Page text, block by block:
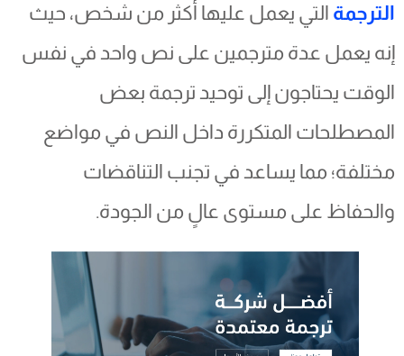
الترجمةالتي يعمل عليها أكثر من شخص، حيث
إنه يعمل عدة مترجمين على نص واحد في نفس
الوقت يحتاجون إلى توحيد ترجمة بعض
المصطلحات المتكررة داخل النص في مواضع
مختلفة؛ مما يساعد في تجنب التناقضات
والحفاظ على مستوى عالٍ من الجودة.